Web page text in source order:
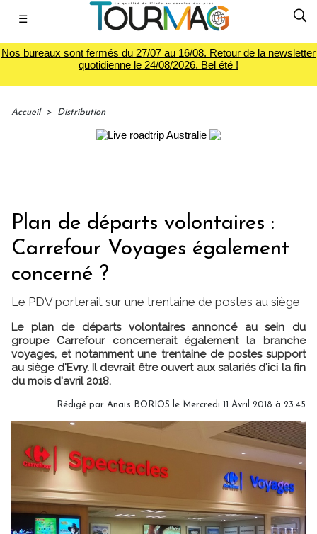
☰
Nos bureaux sont fermés du 27/07 au 16/08. Retour de la newsletter
quotidienne le 24/08/2026. Bel été !
Accueil > Distribution
Plan de départs volontaires :
Carrefour Voyages également
concerné ?
Le PDV porterait sur une trentaine de postes au siège
Le plan de départs volontaires annoncé au sein du
groupe Carrefour concernerait également la branche
voyages, et notamment une trentaine de postes support
au siège d'Evry. Il devrait être ouvert aux salariés d'ici la fin
du mois d'avril 2018.
Rédigé par Anaïs BORIOS le Mercredi 11 Avril 2018 à 23:45